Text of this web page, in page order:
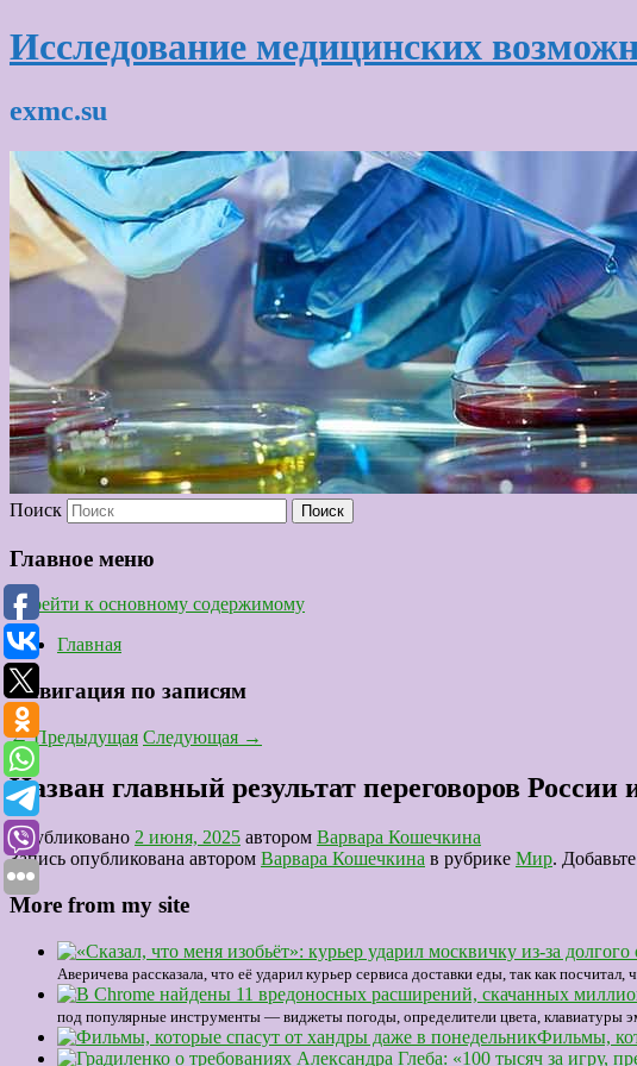
Исследование медицинских
exmc.su
Поиск
Главное меню
Перейти к основному содержимому
Главная
Навигация по записям
←Предыдущая Следующая →
Назван главный результат переговоров
Опубликовано 2 июня, 2025 автором Варвара Кошечкина
Запись опубликована автором Варвара Кошечкина в рубрике Мир.
More from my site
Аверичева рассказала, что её ударил курьер сервиса доставки еды, так как
под популярные инструменты — виджеты погоды, определители цвета,
Фильмы,